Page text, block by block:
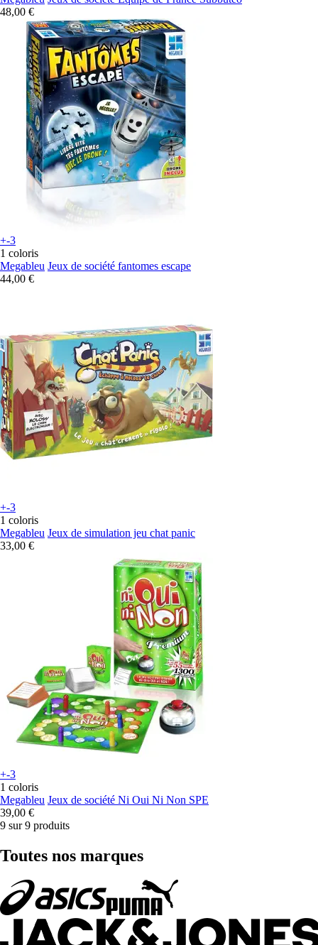
48,00 €
+-3
1 coloris
Megableu Jeux de société fantomes escape
44,00 €
+-3
1 coloris
Megableu Jeux de simulation jeu chat panic
33,00 €
+-3
1 coloris
Megableu Jeux de société Ni Oui Ni Non SPE
39,00 €
9 sur 9 produits
Toutes nos marques